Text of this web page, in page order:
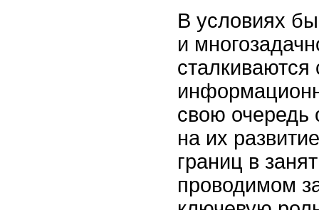
В условиях
и
свою очередь
на их
границ в
проводимом